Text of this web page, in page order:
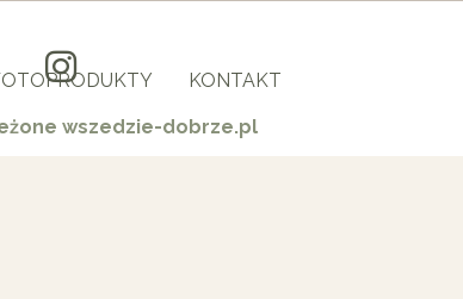
KONTAKT
wszedzie-dobrze.pl